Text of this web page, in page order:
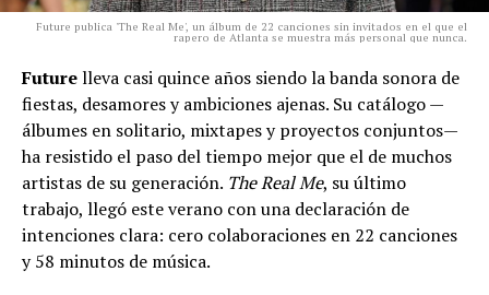
Future publica 'The Real Me', un álbum de 22 canciones sin invitados en el que el
rapero de Atlanta se muestra más personal que nunca.
Futurelleva casi quince años siendo la banda sonora de
fiestas, desamores y ambiciones ajenas. Su catálogo —
álbumes en solitario, mixtapes y proyectos conjuntos—
ha resistido el paso del tiempo mejor que el de muchos
artistas de su generación. The Real Me, su último
trabajo, llegó este verano con una declaración de
intenciones clara: cero colaboraciones en 22 canciones
y 58 minutos de música.